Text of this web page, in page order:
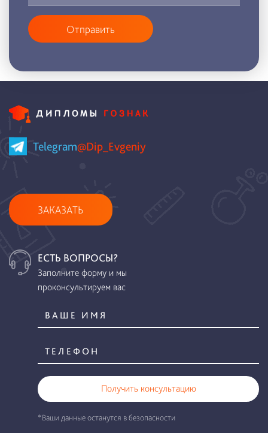
Отправить
Telegram@Dip_Evgeniy
ЗАКАЗАТЬ
ЕСТЬ ВОПРОСЫ?
Заполните форму и мы
проконсультируем вас
Получить консультацию
*Ваши данные останутся в безопасности